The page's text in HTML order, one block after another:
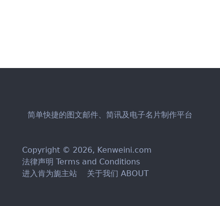
简单快捷的图文邮件、简讯及电子名片制作平台
Copyright © 2026, Kenweini.com
法律声明 Terms and Conditions
进入肯为旎主站
关于我们 ABOUT